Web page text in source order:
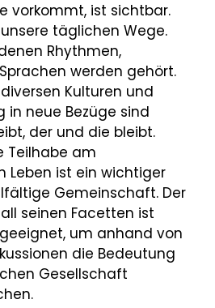
vorkommt, ist sichtbar.
täglichen Wege.
Rhythmen,
werden gehört.
Kulturen und
in neue Bezüge sind
der und die bleibt.
Teilhabe am
Leben ist ein wichtiger
Gemeinschaft. Der
seinen Facetten ist
um anhand von
die Bedeutung
Gesellschaft